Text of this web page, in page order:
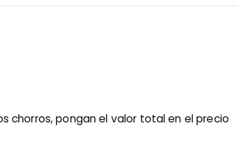
chorros, pongan el valor total en el precio